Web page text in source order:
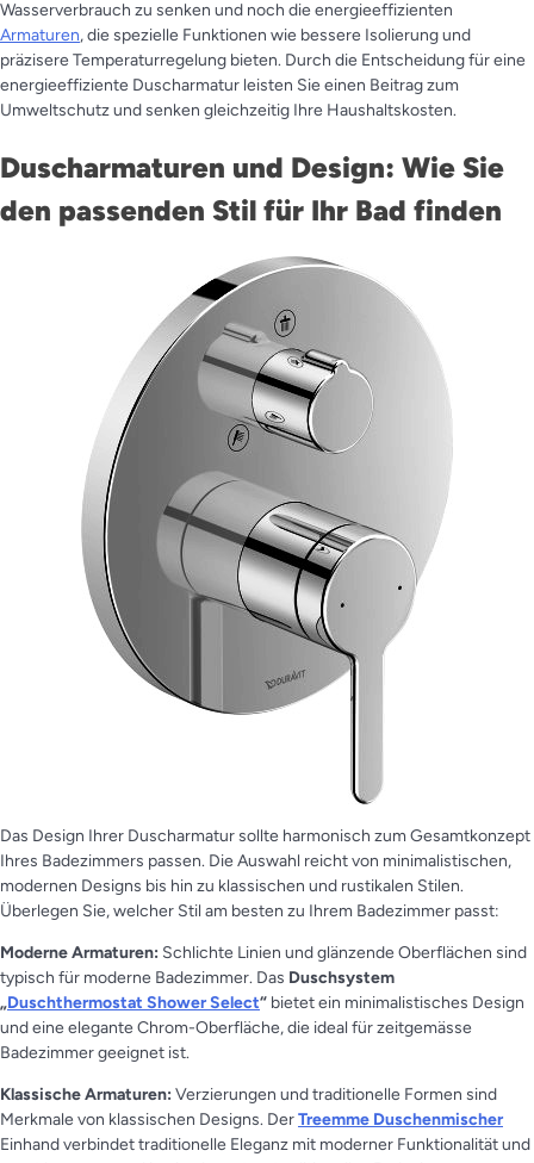
Wasserverbrauch zu senken und noch die energieeffizienten
Armaturen, die spezielle Funktionen wie bessere Isolierung und
präzisere Temperaturregelung bieten. Durch die Entscheidung für eine
energieeffiziente Duscharmatur leisten Sie einen Beitrag zum
Umweltschutz und senken gleichzeitig Ihre Haushaltskosten.
Duscharmaturen und Design: Wie Sie
den passenden Stil für Ihr Bad finden
Das Design Ihrer Duscharmatur sollte harmonisch zum Gesamtkonzept
Ihres Badezimmers passen. Die Auswahl reicht von minimalistischen,
modernen Designs bis hin zu klassischen und rustikalen Stilen.
Überlegen Sie, welcher Stil am besten zu Ihrem Badezimmer passt:
Moderne Armaturen: Schlichte Linien und glänzende Oberflächen sind
typisch für moderne Badezimmer. Das Duschsystem
„Duschthermostat Shower Select“ bietet ein minimalistisches Design
und eine elegante Chrom-Oberfläche, die ideal für zeitgemässe
Badezimmer geeignet ist.
Klassische Armaturen: Verzierungen und traditionelle Formen sind
Merkmale von klassischen Designs. DerTreemme Duschenmischer
Einhand verbindet traditionelle Eleganz mit moderner Funktionalität und